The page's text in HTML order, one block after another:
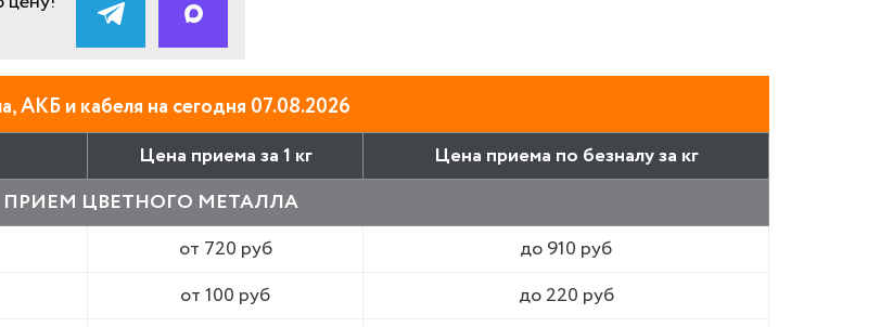
АКБ и кабеля на сегодня 07.08.2026
Цена приема за 1 кг
Цена приема по безналу за кг
ПРИЕМ ЦВЕТНОГО МЕТАЛЛА
от 720 руб
до 910 руб
от 100 руб
до 220 руб